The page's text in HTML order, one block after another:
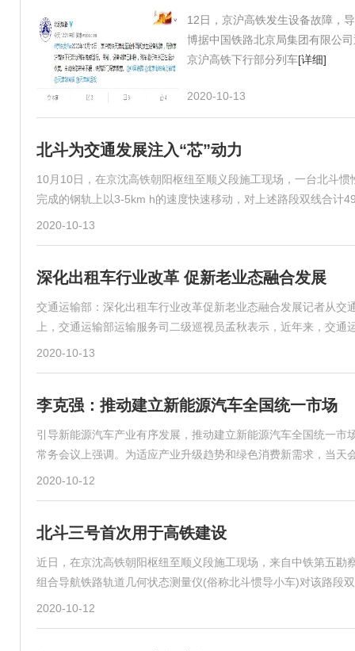
12日，京沪高铁发生设备故障，
博据中国铁路北京局集团有限公
京沪高铁下行部分列车[详细]
2020-10-13
北斗为交通发展注入“芯”动力
10月10日，在京沈高铁朝阳枢纽至顺义段施工现场，一台北斗
完成的钢轨上以3-5km h的速度快速移动，对上述路段双线合计
2020-10-13
深化出租车行业改革 促新老业态融合发展
交通运输部：深化出租车行业改革促新老业态融合发展记者从
上，交通运输部运输服务司二级巡视员孟秋表示，近年来，交通
2020-10-13
李克强：推动建立新能源汽车全国统一市场
引导新能源汽车产业有序发展，推动建立新能源汽车全国统一
常务会议上强调。为适应产业升级趋势和绿色消费新需求，当天
2020-10-12
北斗三号首次用于高铁建设
近日，在京沈高铁朝阳枢纽至顺义段施工现场，来自中铁第五
组合导航铁路轨道几何状态测量仪(俗称北斗惯导小车)对该路段
2020-10-12